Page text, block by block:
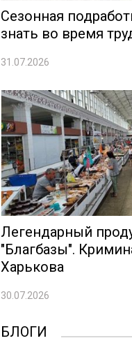
Сезонная
знать во время
31.07.2026
Легендарный
"Благбазы".
Харькова
30.07.2026
БЛОГИ